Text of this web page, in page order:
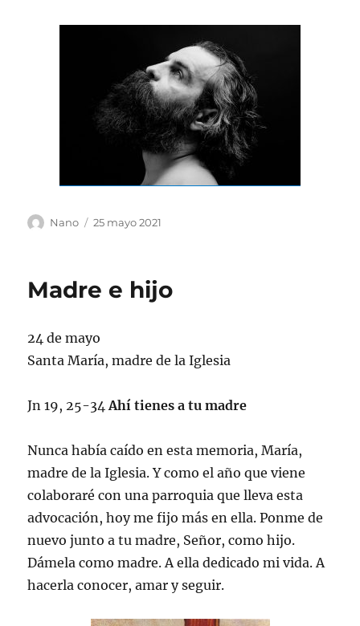
Autor
Nano
Publicado
25 mayo 2021
Madre e hijo
24 de mayo
Santa María, madre de la Iglesia
Jn 19, 25-34Ahí tienes a tu madre
Nunca había caído en esta memoria, María,
madre de la Iglesia. Y como el año que viene
colaboraré con una parroquia que lleva esta
advocación, hoy me fijo más en ella. Ponme de
nuevo junto a tu madre, Señor, como hijo.
Dámela como madre. A ella dedicado mi vida. A
hacerla conocer, amar y seguir.